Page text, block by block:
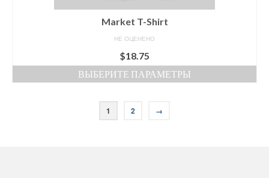
Market T-Shirt
НЕ ОЦЕНЕНО
$18.75
ВЫБЕРИТЕ ПАРАМЕТРЫ
имеет
1 2 →